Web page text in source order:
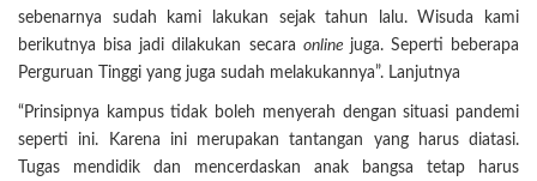
sebenarnya sudah kami lakukan sejak tahun lalu. Wisuda kami
berikutnya bisa jadi dilakukan secara online juga. Seperti beberapa
Perguruan Tinggi yang juga sudah melakukannya”. Lanjutnya
“Prinsipnya kampus tidak boleh menyerah dengan situasi pandemi
seperti ini. Karena ini merupakan tantangan yang harus diatasi.
Tugas mendidik dan mencerdaskan anak bangsa tetap harus